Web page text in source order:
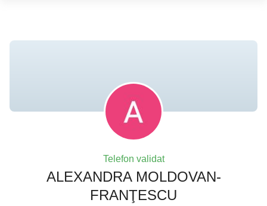
Telefon validat
ALEXANDRA MOLDOVAN-
FRANŢESCU